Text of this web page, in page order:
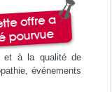
et à la qualité de
événements